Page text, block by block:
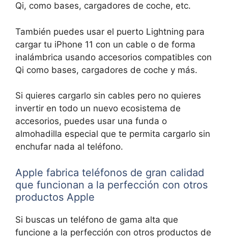
Qi, como bases, cargadores de coche, etc.
También puedes usar el puerto Lightning para
cargar tu iPhone 11 con un cable o de forma
inalámbrica usando accesorios compatibles con
Qi como bases, cargadores de coche y más.
Si quieres cargarlo sin cables pero no quieres
invertir en todo un nuevo ecosistema de
accesorios, puedes usar una funda o
almohadilla especial que te permita cargarlo sin
enchufar nada al teléfono.
Apple fabrica teléfonos de gran calidad
que funcionan a la perfección con otros
productos Apple
Si buscas un teléfono de gama alta que
funcione a la perfección con otros productos de